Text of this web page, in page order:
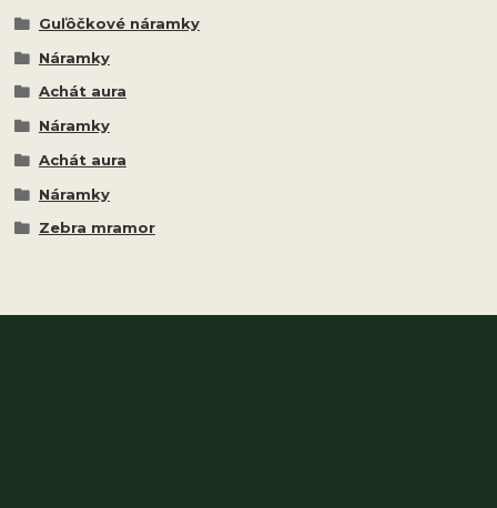
Guľôčkové náramky
Náramky
Achát aura
Náramky
Achát aura
Náramky
Zebra mramor